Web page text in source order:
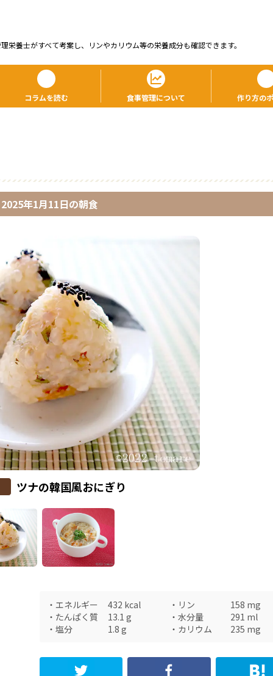
栄養⼠がすべて考案し、リンやカリウム等の栄養成分も確認できます。
コラムを読む 食事管理について 作り方の
2025年1月11日の朝食
ツナの韓国風おにぎり
・ エネルギー 432 kcal ・ リン 158 mg
・ たんぱく質 13.1 g ・ 水分量 291 ml
・ 塩分 1.8 g ・ カリウム 235 mg